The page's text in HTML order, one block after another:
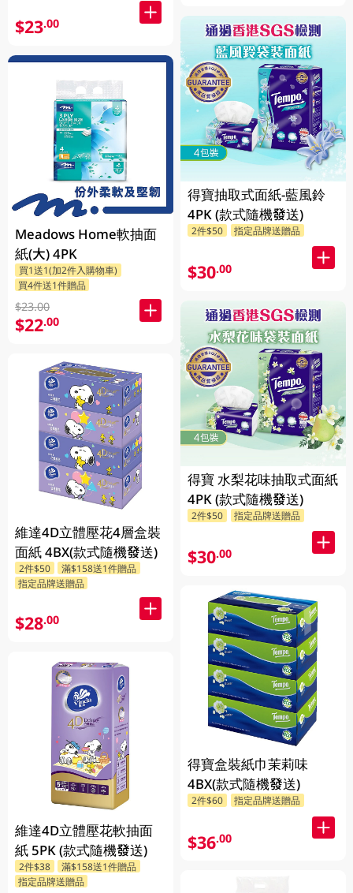
$23.00
Meadows Home軟抽面
紙(大) 4PK
買1送1(加2件入購物車)
買4件送1件贈品
$23.00
$22.00
維達4D立體壓花4層盒裝
面紙 4BX(款式隨機發送)
2件$50
滿$158送1件贈品
指定品牌送贈品
$28.00
維達4D立體壓花軟抽面
紙 5PK (款式隨機發送)
2件$38
滿$158送1件贈品
指定品牌送贈品
得寶抽取式面紙-藍風鈴
4PK (款式隨機發送)
2件$50 指定品牌送贈品
$30.00
得寶 水梨花味抽取式面紙
4PK (款式隨機發送)
2件$50 指定品牌送贈品
$30.00
得寶盒裝紙巾茉莉味
4BX(款式隨機發送)
2件$60 指定品牌送贈品
$36.00